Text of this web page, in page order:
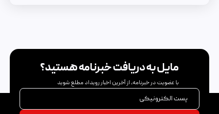
مایل به دریافت خبرنامه هستید؟
با عضویت در خبرنامه، از آخرین اخبار رویداد مطلع شوید
پست الکترونیکی